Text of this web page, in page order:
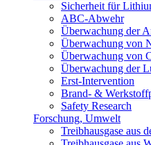
Sicherheit für
ABC-Abwehr
Überwachung der
Überwachung von
Überwachung von
Überwachung der
Erst-Intervention
Brand- &
Safety Research
Forschung, Umwelt
Treibhausgase aus